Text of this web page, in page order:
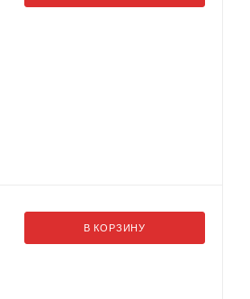
В КОРЗИНУ